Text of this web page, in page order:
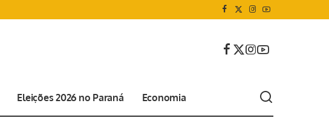
Eleições 2026 no Paraná Economia